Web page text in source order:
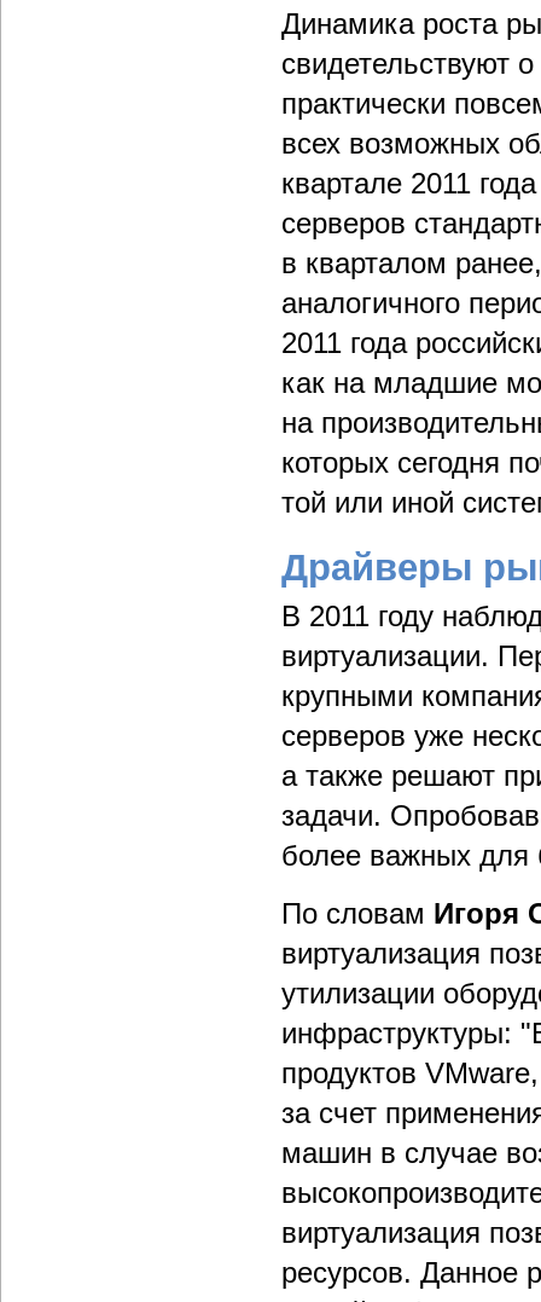
Динамика роста
свидетельствуют
практически
всех возможных
квартале 2011
серверов
в кварталом
аналогичного
2011 года
как на младшие
на
которых сегодня
той или иной
Драйверы
В 2011 году
виртуализации.
крупными
серверов уже
а также решают
задачи.
более важных для
По словам Игоря
виртуализация
утилизации
инфраструктуры:
продуктов
за счет
машин в случае
виртуализация
ресурсов. Данное